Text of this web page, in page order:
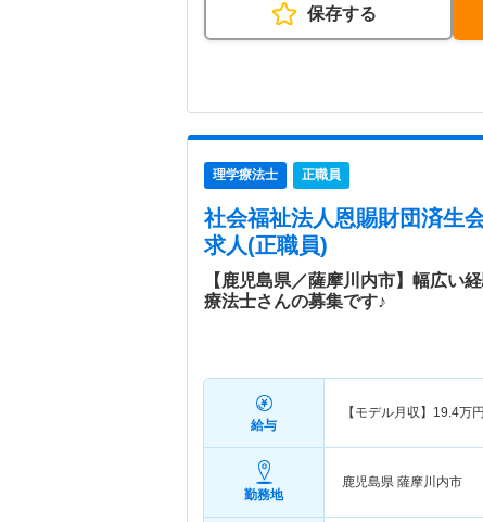
保存する
理学療法士 正職員
社会福祉法人恩賜財団済生
求人(正職員)
【鹿児島県／薩摩川内市】幅広い
療法士さんの募集です♪
給与
【モデル月収】 19.4万
勤務地
鹿児島県 薩摩川内市